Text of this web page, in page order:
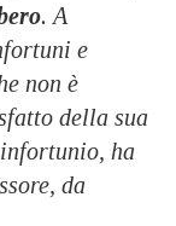
. A
e
non è
della sua
ha
da